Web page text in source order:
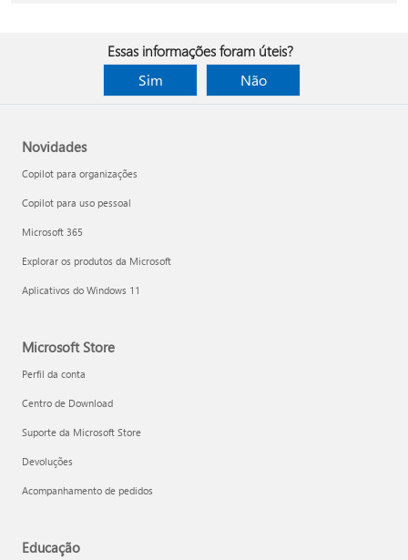
Essas informações foram úteis?
Sim
Não
Novidades
Copilot para organizações
Copilot para uso pessoal
Microsoft 365
Explorar os produtos da Microsoft
Aplicativos do Windows 11
Microsoft Store
Perfil da conta
Centro de Download
Suporte da Microsoft Store
Devoluções
Acompanhamento de pedidos
Educação